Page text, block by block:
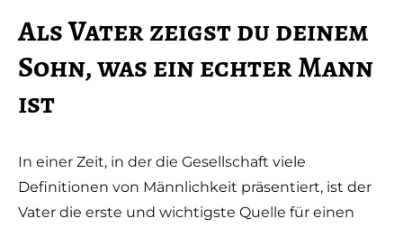
Als Vater zeigst du deinem
Sohn, was ein echter Mann
ist
In einer Zeit, in der die Gesellschaft viele
Definitionen von Männlichkeit präsentiert, ist der
Vater die erste und wichtigste Quelle für einen